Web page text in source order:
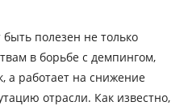
полезен не только
в борьбе с демпингом,
а работает на снижение
отрасли. Как известно,